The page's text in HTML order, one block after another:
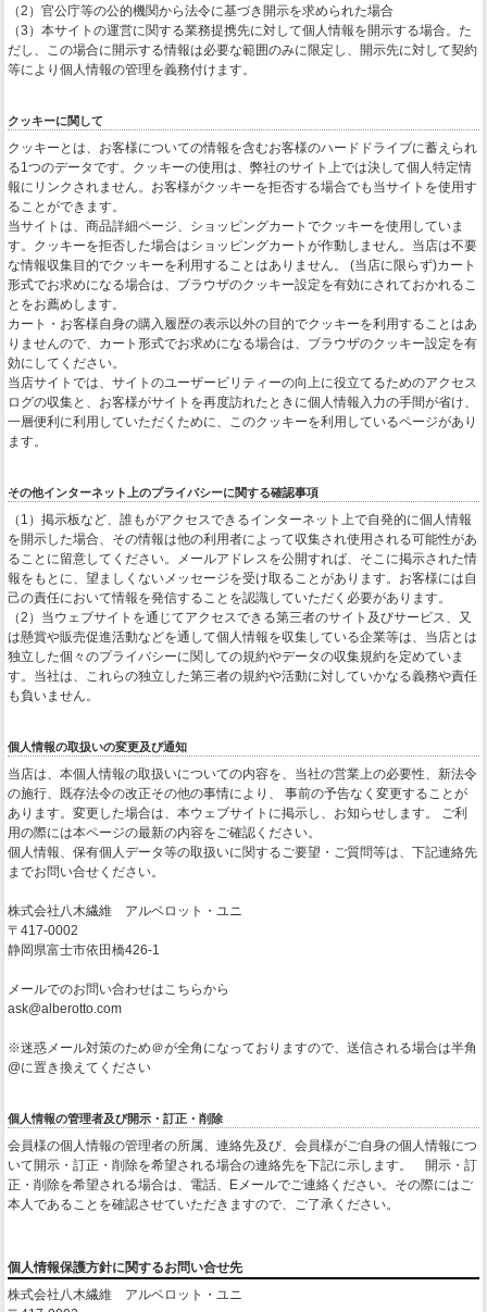
（2）官公庁等の公的機関から法令に基づき開示を求められた場合
（3）本サイトの運営に関する業務提携先に対して個人情報を開示する場合。た
だし、この場合に開示する情報は必要な範囲のみに限定し、開示先に対して契約
等により個人情報の管理を義務付けます。
クッキーに関して
クッキーとは、お客様についての情報を含むお客様のハードドライブに蓄えられ
る1つのデータです。クッキーの使用は、弊社のサイト上では決して個人特定情
報にリンクされません。お客様がクッキーを拒否する場合でも当サイトを使用す
ることができます。
当サイトは、商品詳細ページ、ショッピングカートでクッキーを使用していま
す。クッキーを拒否した場合はショッピングカートが作動しません。当店は不要
な情報収集目的でクッキーを利用することはありません。 (当店に限らず)カート
形式でお求めになる場合は、ブラウザのクッキー設定を有効にされておかれるこ
とをお薦めします。
カート・お客様自身の購入履歴の表示以外の目的でクッキーを利用することはあ
りませんので、カート形式でお求めになる場合は、ブラウザのクッキー設定を有
効にしてください。
当店サイトでは、サイトのユーザービリティーの向上に役立てるためのアクセス
ログの収集と、お客様がサイトを再度訪れたときに個人情報入力の手間が省け、
一層便利に利用していただくために、このクッキーを利用しているページがあり
ます。
その他インターネット上のプライバシーに関する確認事項
（1）掲示板など、誰もがアクセスできるインターネット上で自発的に個人情報
を開示した場合、その情報は他の利用者によって収集され使用される可能性があ
ることに留意してください。メールアドレスを公開すれば、そこに掲示された情
報をもとに、望ましくないメッセージを受け取ることがあります。お客様には自
己の責任において情報を発信することを認識していただく必要があります。
（2）当ウェブサイトを通じてアクセスできる第三者のサイト及びサービス、又
は懸賞や販売促進活動などを通して個人情報を収集している企業等は、当店とは
独立した個々のプライバシーに関しての規約やデータの収集規約を定めていま
す。当社は、これらの独立した第三者の規約や活動に対していかなる義務や責任
も負いません。
個人情報の取扱いの変更及び通知
当店は、本個人情報の取扱いについての内容を、当社の営業上の必要性、新法令
の施行、既存法令の改正その他の事情により、 事前の予告なく変更することが
あります。変更した場合は、本ウェブサイトに掲示し、お知らせします。 ご利
用の際には本ページの最新の内容をご確認ください。
個人情報、保有個人データ等の取扱いに関するご要望・ご質問等は、下記連絡先
までお問い合せください。
株式会社八木繊維 アルベロット・ユニ
〒417-0002
静岡県富士市依田橋426-1
メールでのお問い合わせはこちらから
ask@alberotto.com
※迷惑メール対策のため＠が全角になっておりますので、送信される場合は半角
@に置き換えてください
個人情報の管理者及び開示・訂正・削除
会員様の個人情報の管理者の所属、連絡先及び、会員様がご自身の個人情報につ
いて開示・訂正・削除を希望される場合の連絡先を下記に示します。 開示・訂
正・削除を希望される場合は、電話、Eメールでご連絡ください。その際にはご
本人であることを確認させていただきますので、ご了承ください。
個人情報保護方針に関するお問い合せ先
株式会社八木繊維 アルベロット・ユニ